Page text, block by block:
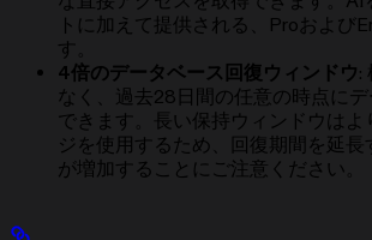
トに加えて提供される、Proおよび
す。
4倍のデータベース回復ウィンドウ:
なく、過去28日間の任意の時点に
できます。長い保持ウィンドウはよ
ジを使用するため、回復期間を延長
が増加することにご注意ください。